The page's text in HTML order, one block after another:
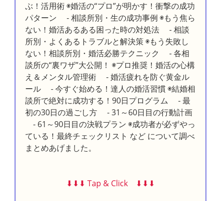
ぶ！活用術 ◉婚活の“プロ”が明かす！衝撃の成功
パターン - 相談所別・生の成功事例 ◉もう焦ら
ない！婚活あるある困った時の対処法 - 相談
所別・よくあるトラブルと解決策 ◉もう失敗し
ない！相談所別・婚活必勝テクニック - 各相
談所の“裏ワザ”大公開！ ◉プロ推奨！婚活の心構
え＆メンタル管理術 - 婚活疲れを防ぐ黄金ル
ール - 今すぐ始める！達人の婚活習慣 ◉結婚相
談所で絶対に成功する！90日プログラム - 最
初の30日の過ごし方 - 31～60日目の行動計画
- 61～90日目の決戦プラン ◉成功者が必ずやっ
ている！最終チェックリスト など について調べ
まとめあげました。
⬇︎⬇︎⬇︎ Tap & Click ⬇︎⬇︎⬇︎